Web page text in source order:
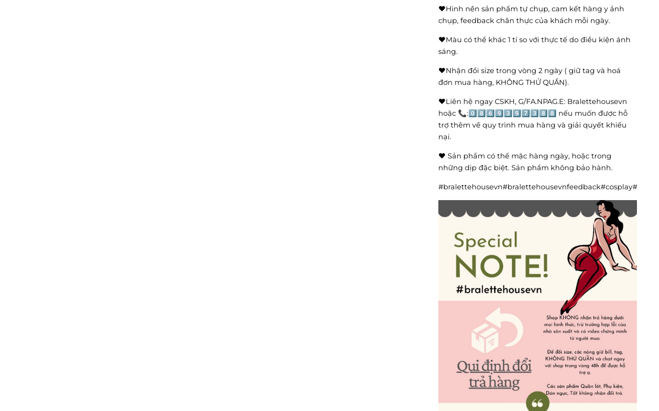
❤️Hình nền sản phẩm tự chụp, cam kết hàng y ảnh
chụp, feedback chân thực của khách mỗi ngày.
❤️Màu có thể khác 1 tí so với thực tế do điều kiện ánh
sáng.
❤️Nhận đổi size trong vòng 2 ngày ( giữ tag và hoá
đơn mua hàng, KHÔNG THỬ QUẦN).
❤️Liên hệ ngay CSKH, G/FA.NPAG.E: Bralettehousevn
hoặc 📞:0️⃣8️⃣6️⃣9️⃣3️⃣9️⃣7️⃣3️⃣8️⃣8️⃣ nếu muốn được hỗ
trợ thêm về quy trình mua hàng và giải quyết khiếu
nại.
❤️ Sản phẩm có thể mặc hàng ngày, hoặc trong
những dịp đặc biệt. Sản phẩm không bảo hành.